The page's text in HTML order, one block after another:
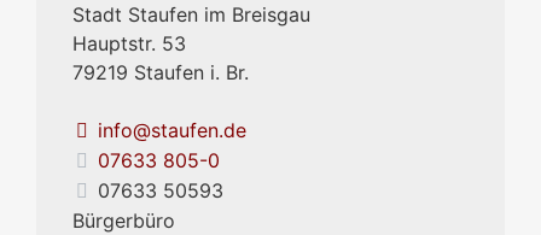
Stadt Staufen im Breisgau
Hauptstr. 53
79219 Staufen i. Br.
info@staufen.de
07633 805-0
07633 50593
Bürgerbüro